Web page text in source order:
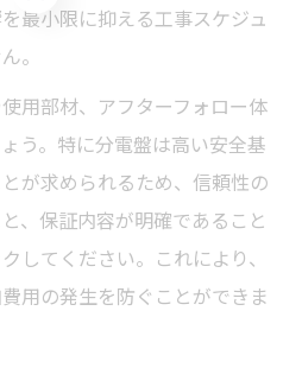
最小限に抑える工事スケジュ
。
用部材、アフターフォロー体
う。特に分電盤は高い安全基
が求められるため、信頼性の
、保証内容が明確であること
してください。これにより、
用の発生を防ぐことができま